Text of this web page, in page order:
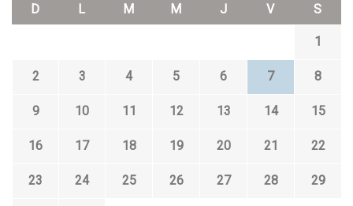
D L M M J V S
1
2 3 4 5 6 7 8
9 10 11 12 13 14 15
16 17 18 19 20 21 22
23 24 25 26 27 28 29